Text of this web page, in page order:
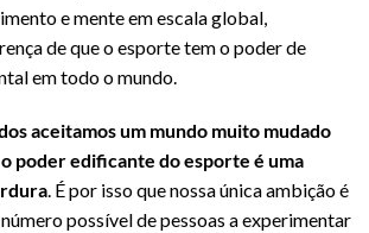
e mente em escala global,
de que o esporte tem o poder de
em todo o mundo.
aceitamos um mundo muito mudado
o poder edificante do esporte é uma
. É por isso que nossa única ambição é
possível de pessoas a experimentar